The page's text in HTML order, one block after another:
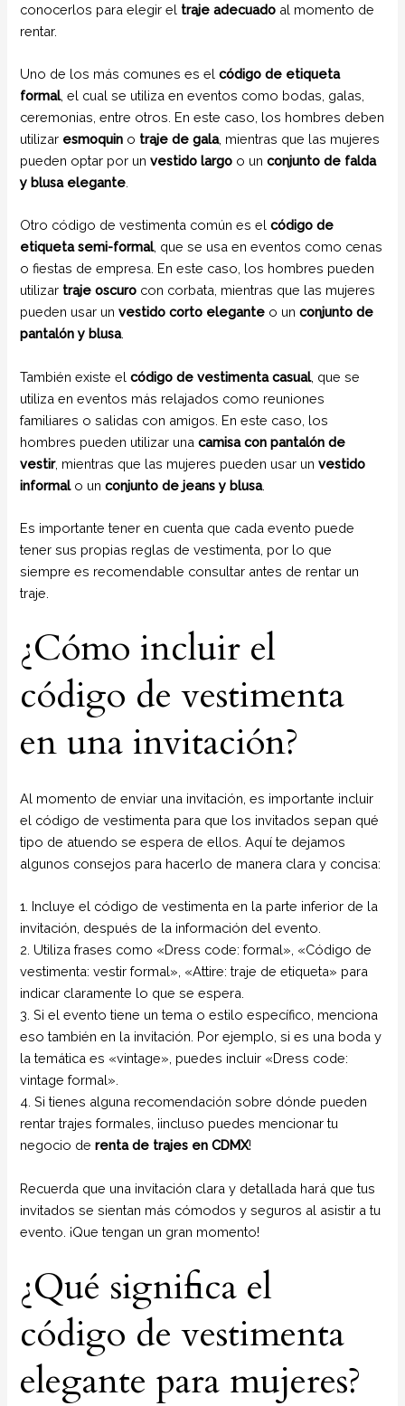
conocerlos para elegir el traje adecuado al momento de
rentar.
Uno de los más comunes es elcódigo de etiqueta
formal, el cual se utiliza en eventos como bodas, galas,
ceremonias, entre otros. En este caso, los hombres deben
utilizar esmoquin o traje de gala, mientras que las mujeres
pueden optar por unvestido largo o unconjunto de falda
y blusa elegante
Otro código de vestimenta común es elcódigo de
etiqueta semi-formal, que se usa en eventos como cenas
o fiestas de empresa. En este caso, los hombres pueden
utilizar traje oscuro con corbata, mientras que las mujeres
pueden usar unvestido corto elegante o unconjunto de
pantalón y blusa.
También existe elcódigo de vestimenta casual, que se
utiliza en eventos más relajados como reuniones
familiares o salidas con amigos. En este caso, los
hombres pueden utilizar unacamisa con pantalón de
vestir, mientras que las mujeres pueden usar unvestido
informalo unconjunto de jeans y blusa.
Es importante tener en cuenta que cada evento puede
tener sus propias reglas de vestimenta, por lo que
siempre es recomendable consultar antes de rentar un
traje.
¿Cómo incluir el
código de vestimenta
en una invitación?
Al momento de enviar una invitación, es importante incluir
el código de vestimenta para que los invitados sepan qué
tipo de atuendo se espera de ellos. Aquí te dejamos
algunos consejos para hacerlo de manera clara y concisa:
1. Incluye el código de vestimenta en la parte inferior de la
invitación, después de la información del evento.
2. Utiliza frases como «Dress code: formal», «Código de
vestimenta: vestir formal», «Attire: traje de etiqueta» para
indicar claramente lo que se espera.
3. Si el evento tiene un tema o estilo específico, menciona
eso también en la invitación. Por ejemplo, si es una boda y
la temática es «vintage», puedes incluir «Dress code:
vintage formal».
4. Si tienes alguna recomendación sobre dónde pueden
rentar trajes formales, ¡incluso puedes mencionar tu
negocio derenta de trajes en CDMX!
Recuerda que una invitación clara y detallada hará que tus
invitados se sientan más cómodos y seguros al asistir a tu
evento. ¡Que tengan un gran momento!
¿Qué significa el
código de vestimenta
elegante para mujeres?